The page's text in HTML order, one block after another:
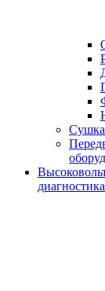
Сушка